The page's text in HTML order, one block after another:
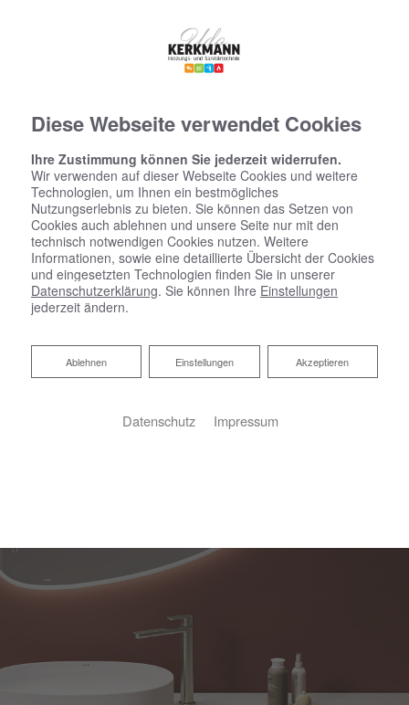
Diese Webseite verwendet Cookies
Ihre Zustimmung können Sie jederzeit widerrufen.
Wir verwenden auf dieser Webseite Cookies und weitere
Technologien, um Ihnen ein bestmögliches
Nutzungserlebnis zu bieten. Sie können das Setzen von
Cookies auch ablehnen und unsere Seite nur mit den
technisch notwendigen Cookies nutzen. Weitere
Informationen, sowie eine detaillierte Übersicht der Cookies
und eingesetzten Technologien finden Sie in unserer
Datenschutzerklärung. Sie können Ihre Einstellungen
jederzeit ändern.
Akzeptieren
Einstellungen
Ablehnen
Ablehnen
Datenschutz Impressum